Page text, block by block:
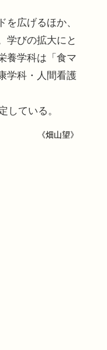
広げるほか、
学びの拡大にと
養学科は「食マ
学科・人間看護
している。
《畑山望》